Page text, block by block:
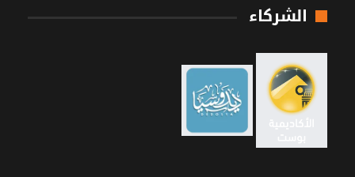
الشركاء